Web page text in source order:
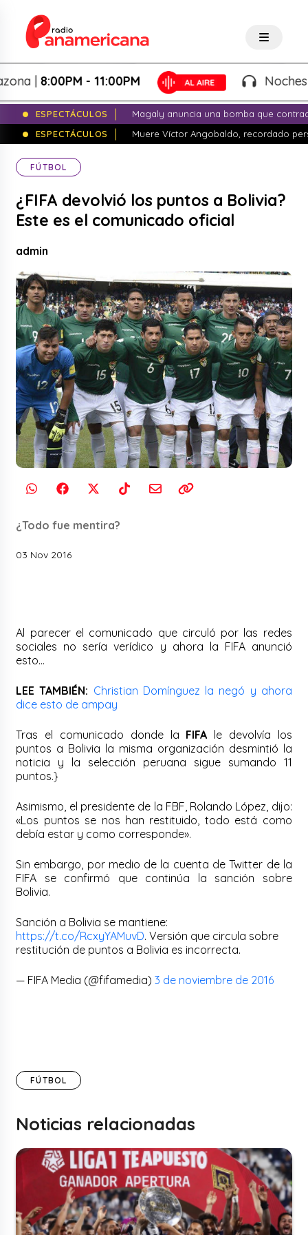
|8:00PM - 11:00PM Noches de
ESPECTÁCULOS
Magaly anuncia una bomba que
ESPECTÁCULOS
Muere Víctor Angobaldo, recordado
FÚTBOL
¿FIFA devolvió los puntos a Bolivia?
Este es el comunicado oficial
admin
¿Todo fue mentira?
03 Nov 2016
Al parecer el comunicado que circuló por las redes
sociales no sería verídico y ahora la FIFA anunció
esto…
LEE TAMBIÉN: Christian Domínguez la negó y ahora
dice esto de ampay
Tras el comunicado donde la FIFA le devolvía los
puntos a Bolivia la misma organización desmintió la
noticia y la selección peruana sigue sumando 11
puntos.}
Asimismo, el presidente de la FBF, Rolando López, dijo:
«Los puntos se nos han restituido, todo está como
debía estar y como corresponde».
Sin embargo, por medio de la cuenta de Twitter de la
FIFA se confirmó que continúa la sanción sobre
Bolivia.
Sanción a Bolivia se mantiene:
https://t.co/RcxyYAMuvD. Versión que circula sobre
restitución de puntos a Bolivia es incorrecta.
— FIFA Media (@fifamedia)3 de noviembre de 2016
FÚTBOL
Noticias relacionadas